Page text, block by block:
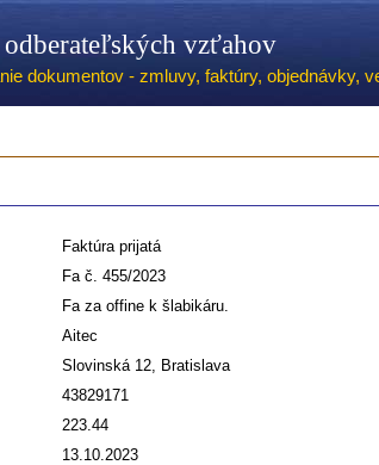
vzťahov
dokumentov - zmluvy, faktúry, objednávky,
Faktúra prijatá
Fa č. 455/2023
Fa za offine k šlabikáru.
Aitec
Slovinská 12, Bratislava
43829171
223.44
13.10.2023